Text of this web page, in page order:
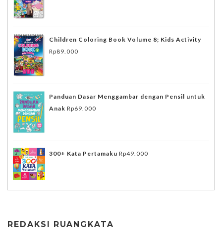
Children Coloring Book Volume 8; Kids Activity
Rp89.000
Panduan Dasar Menggambar dengan Pensil untuk
Anak Rp69.000
300+ Kata Pertamaku Rp49.000
REDAKSI RUANGKATA